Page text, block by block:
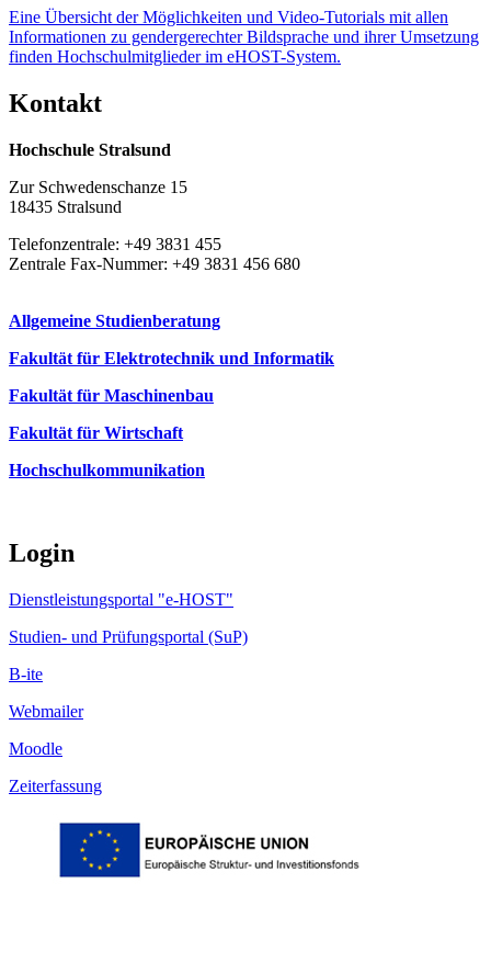
Eine Übersicht der Möglichkeiten und Video-Tutorials mit allen
Informationen zu gendergerechter Bildsprache und ihrer Umsetzung
finden Hochschulmitglieder im eHOST-System.
Kon­takt
Hochschule Stralsund
Zur Schwedenschanze 15
18435 Stralsund
Telefonzentrale: +49 3831 455
Zentrale Fax-Nummer: +49 3831 456 680
Allgemeine Studienberatung
Fakultät für Elektrotechnik und Informatik
Fakultät für Maschinenbau
Fakultät für Wirtschaft
Hochschulkommunikation
Login
Dienstleistungsportal "e-HOST"
Studien- und Prüfungsportal (SuP)
B-ite
Webmailer
Moodle
Zeiterfassung